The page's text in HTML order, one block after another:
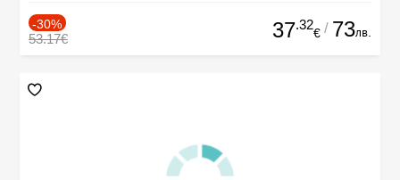
-30%
53.17€ 37.32
€ / 73лв.